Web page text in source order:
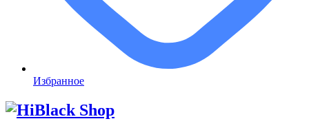
Избранное